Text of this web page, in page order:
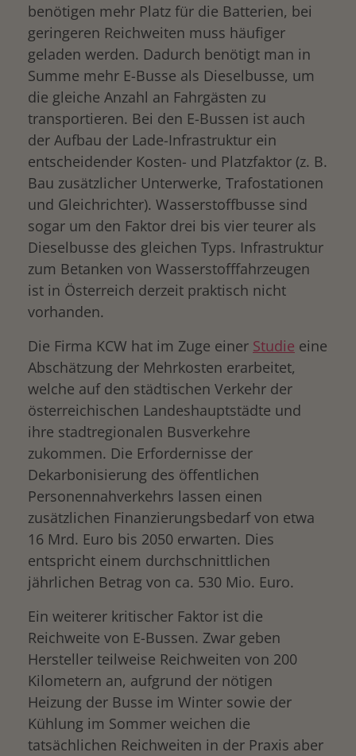
benötigen mehr Platz für die Batterien, bei
geringeren Reichweiten muss häufiger
geladen werden. Dadurch benötigt man in
Summe mehr E-Busse als Dieselbusse, um
die gleiche Anzahl an Fahrgästen zu
transportieren. Bei den E-Bussen ist auch
der Aufbau der Lade-Infrastruktur ein
entscheidender Kosten- und Platzfaktor (z. B.
Bau zusätzlicher Unterwerke, Trafostationen
und Gleichrichter). Wasserstoffbusse sind
sogar um den Faktor drei bis vier teurer als
Dieselbusse des gleichen Typs. Infrastruktur
zum Betanken von Wasserstofffahrzeugen
ist in Österreich derzeit praktisch nicht
vorhanden.
Die Firma KCW hat im Zuge einer Studie eine
Abschätzung der Mehrkosten erarbeitet,
welche auf den städtischen Verkehr der
österreichischen Landeshauptstädte und
ihre stadtregionalen Busverkehre
zukommen. Die Erfordernisse der
Dekarbonisierung des öffentlichen
Personennahverkehrs lassen einen
zusätzlichen Finanzierungsbedarf von etwa
16 Mrd. Euro bis 2050 erwarten. Dies
entspricht einem durchschnittlichen
jährlichen Betrag von ca. 530 Mio. Euro.
Ein weiterer kritischer Faktor ist die
Reichweite von E-Bussen. Zwar geben
Hersteller teilweise Reichweiten von 200
Kilometern an, aufgrund der nötigen
Heizung der Busse im Winter sowie der
Kühlung im Sommer weichen die
tatsächlichen Reichweiten in der Praxis aber